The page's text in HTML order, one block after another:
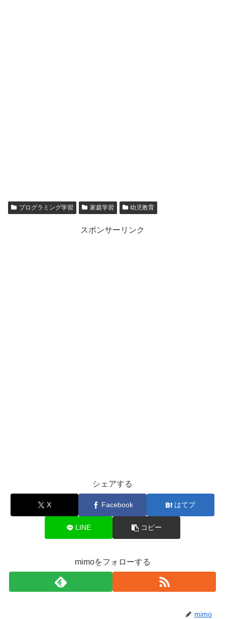
プログラミング学習 家庭学習 幼児教育
スポンサーリンク
シェアする
X Facebook はてブ
LINE コピー
mimoをフォローする
mimo